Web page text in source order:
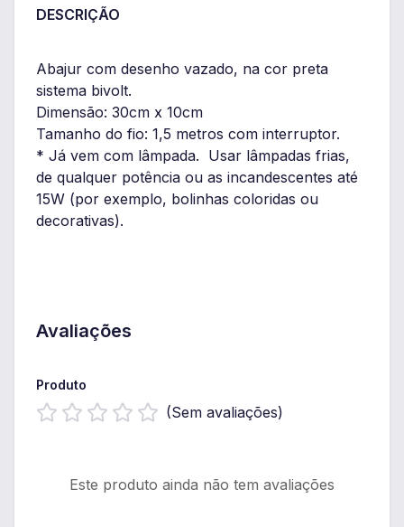
DESCRIÇÃO
Abajur com desenho vazado, na cor preta
sistema bivolt.
Dimensão: 30cm x 10cm
Tamanho do fio: 1,5 metros com interruptor.
* Já vem com lâmpada. Usar lâmpadas frias,
de qualquer potência ou as incandescentes até
15W (por exemplo, bolinhas coloridas ou
decorativas).
Avaliações
Produto
(Sem avaliações)
Este produto ainda não tem avaliações